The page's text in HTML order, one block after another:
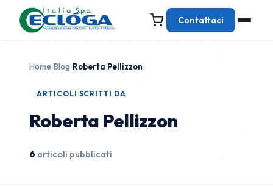
Contattaci
Home›Blog›Roberta Pellizzon
ARTICOLI SCRITTI DA
Roberta Pellizzon
6 articoli pubblicati